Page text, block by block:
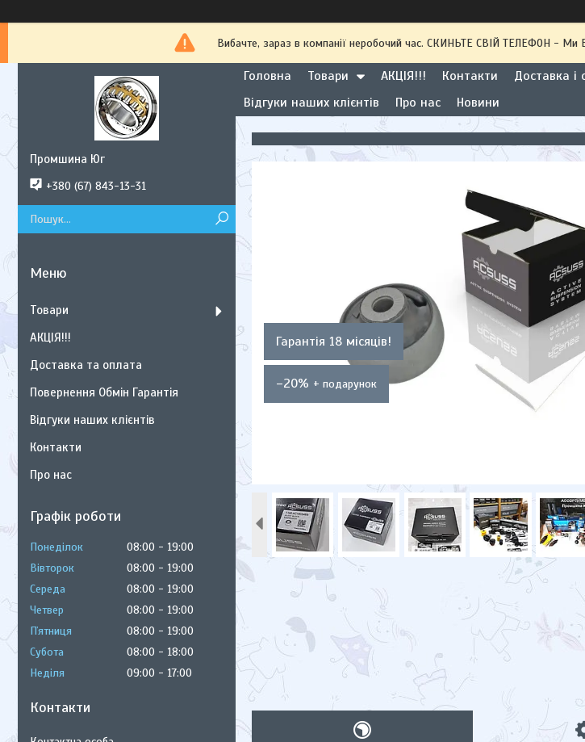
Вибачте, зараз в компанії неробочий час. СКИНЬТЕ СВІЙ ТЕЛЕФОН
Головна Товари АКЦІЯ!!! Контакти Доставка і
Відгуки наших клієнтів
Про нас Новини
Гарантія 18 місяців!
–20%
Промшина Юг
+380 (67) 843-13-31
Товари
АКЦІЯ!!!
Доставка та оплата
Повернення Обмін Гарантія
Відгуки наших клієнтів
Контакти
Про нас
Графік роботи
Понеділок 08:00
19:00
Вівторок
08:00
19:00
Середа
08:00
19:00
Четвер
08:00
19:00
Пʼятниця
08:00
19:00
Субота
08:00
18:00
Неділя
09:00 17:00
Контакти